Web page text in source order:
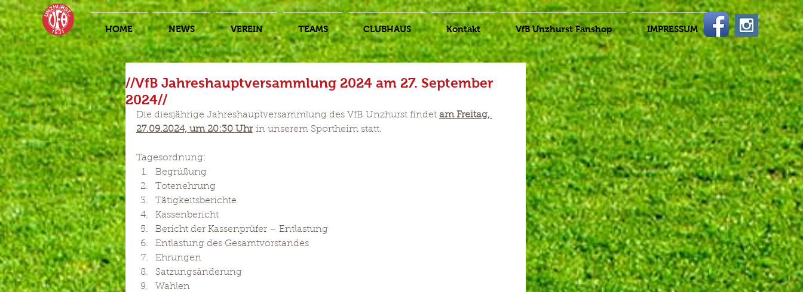
HOME NEWS VEREIN TEAMS CLUBHAUS Kontakt VfB Unzhurst Fanshop IMPRESSUM
//VfB Jahreshauptversammlung 2024 am 27. September
2024//
Die diesjährige Jahreshauptversammlung des VfB Unzhurst findet am Freitag,
27.09.2024, um 20:30 Uhr in unserem Sportheim statt.
Tagesordnung:
Begrüßung
Totenehrung
Tätigkeitsberichte
Kassenbericht
Bericht der Kassenprüfer – Entlastung
Entlastung des Gesamtvorstandes
Ehrungen
Satzungsänderung
Wahlen